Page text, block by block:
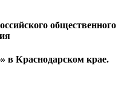
общественного
в Краснодарском крае.